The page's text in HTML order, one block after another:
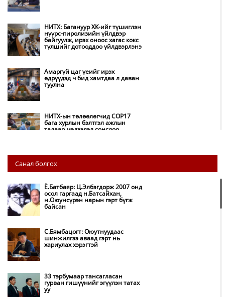
НИТХ: Багануур ХК-ийг түшиглэн
нүүрс-пиролизийн үйлдвэр
байгуулж, ирэх оноос хагас кокс
түлшийг дотооддоо үйлдвэрлэнэ
Амаргүй цаг үеийг ирэх
өдрүүдэд ч бид хамтдаа л даван
туулна
НИТХ-ын төлөөлөгчид COP17
бага хурлын бэлтгэл ажлын
талаар мэдээлэл сонслоо
Монгол Улс “COP17”-д “Тал
хээрийн төлөвлөгөө”-гөө
танилцуулна
Нөөцийн махны худалдаа,
Бүх шатанд хэмнэлтийн горимд
Автобензин, дизель түлшний
Санал болгох
Ё.Батбаяр: Ц.Элбэгдорж 2007 онд
осол гаргаад н.Батсайхан,
н.Оюунсүрэн нарын гэрт бүгж
байсан
С.Бямбацогт: Оюутнуудаас
шинжилгээ аваад гэрт нь
хариулах хэрэгтэй
33 тэрбумаар тансагласан
гурван гишүүнийг эгүүлэн татах
уу